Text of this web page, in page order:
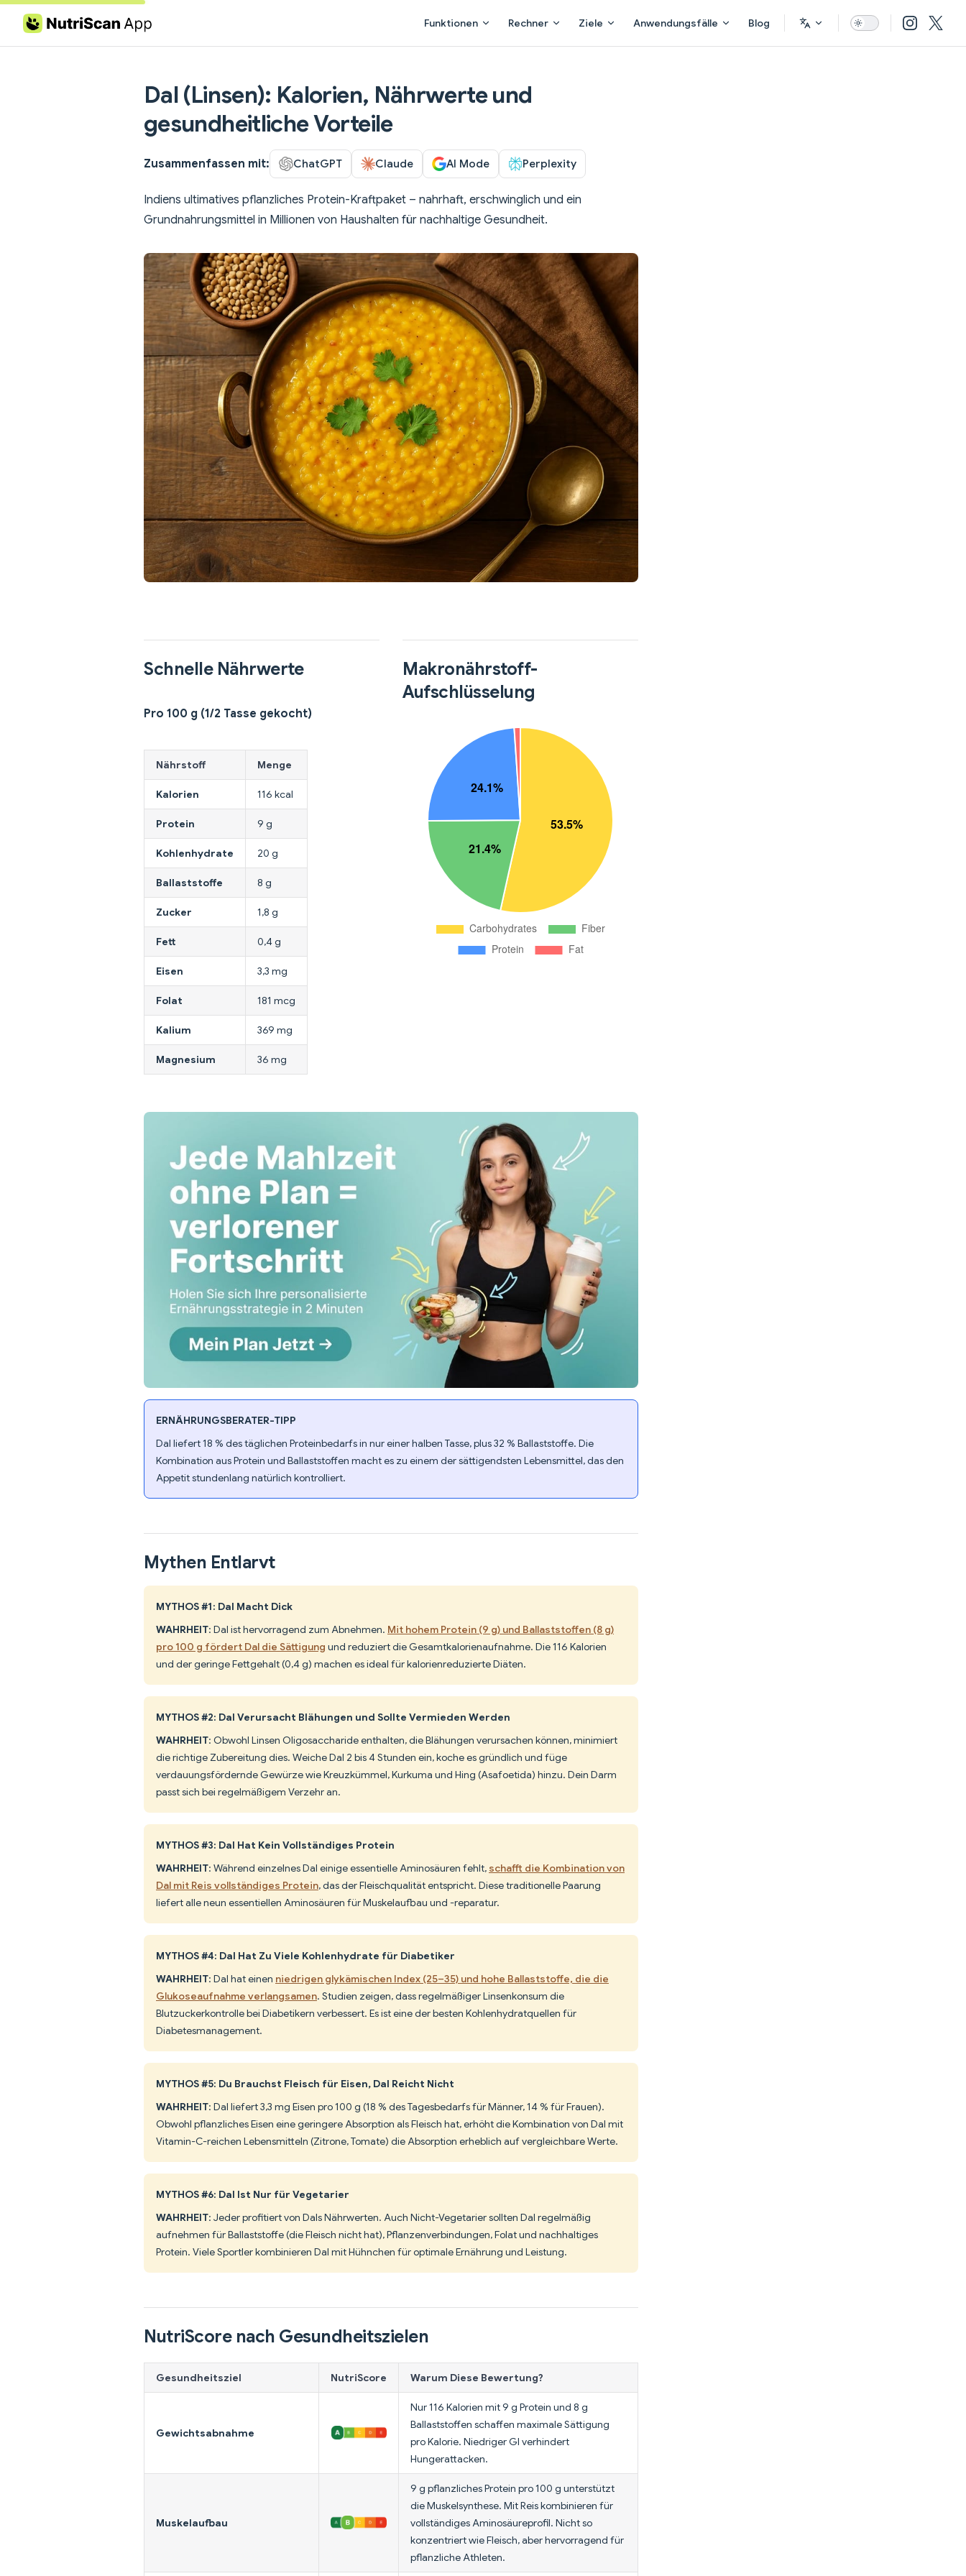
Skip to content Funktionen Rechner Ziele Anwendungsfälle Blog
Dal (Linsen): Kalorien, Nährwerte und
gesundheitliche Vorteile
Zusammenfassen mit: ChatGPT Claude AI Mode Perplexity
Indiens ultimatives pflanzliches Protein-Kraftpaket – nahrhaft, erschwinglich und ein
Grundnahrungsmittel in Millionen von Haushalten für nachhaltige Gesundheit.
Schnelle Nährwerte
Pro 100 g (1/2 Tasse gekocht)
Nährstoff Menge
Kalorien 116 kcal
Protein 9 g
Kohlenhydrate 20 g
Ballaststoffe 8 g
Zucker 1,8 g
Fett 0,4 g
Eisen 3,3 mg
Folat 181 mcg
Kalium 369 mg
Magnesium 36 mg
Makronährstoff-
Aufschlüsselung
ERNÄHRUNGSBERATER-TIPP
Dal liefert 18 % des täglichen Proteinbedarfs in nur einer halben Tasse, plus 32 % Ballaststoffe. Die
Kombination aus Protein und Ballaststoffen macht es zu einem der sättigendsten Lebensmittel, das den
Appetit stundenlang natürlich kontrolliert.
Mythen Entlarvt
MYTHOS #1: Dal Macht Dick
WAHRHEIT: Dal ist hervorragend zum Abnehmen. Mit hohem Protein (9 g) und Ballaststoffen (8 g)
pro 100 g fördert Dal die Sättigung und reduziert die Gesamtkalorienaufnahme. Die 116 Kalorien
und der geringe Fettgehalt (0,4 g) machen es ideal für kalorienreduzierte Diäten.
MYTHOS #2: Dal Verursacht Blähungen und Sollte Vermieden Werden
WAHRHEIT: Obwohl Linsen Oligosaccharide enthalten, die Blähungen verursachen können, minimiert
die richtige Zubereitung dies. Weiche Dal 2 bis 4 Stunden ein, koche es gründlich und füge
verdauungsfördernde Gewürze wie Kreuzkümmel, Kurkuma und Hing (Asafoetida) hinzu. Dein Darm
passt sich bei regelmäßigem Verzehr an.
MYTHOS #3: Dal Hat Kein Vollständiges Protein
WAHRHEIT: Während einzelnes Dal einige essentielle Aminosäuren fehlt, schafft die Kombination von
Dal mit Reis vollständiges Protein, das der Fleischqualität entspricht. Diese traditionelle Paarung
liefert alle neun essentiellen Aminosäuren für Muskelaufbau und -reparatur.
MYTHOS #4: Dal Hat Zu Viele Kohlenhydrate für Diabetiker
WAHRHEIT: Dal hat einen niedrigen glykämischen Index (25–35) und hohe Ballaststoffe, die die
Glukoseaufnahme verlangsamen. Studien zeigen, dass regelmäßiger Linsenkonsum die
Blutzuckerkontrolle bei Diabetikern verbessert. Es ist eine der besten Kohlenhydratquellen für
Diabetesmanagement.
MYTHOS #5: Du Brauchst Fleisch für Eisen, Dal Reicht Nicht
WAHRHEIT: Dal liefert 3,3 mg Eisen pro 100 g (18 % des Tagesbedarfs für Männer, 14 % für Frauen).
Obwohl pflanzliches Eisen eine geringere Absorption als Fleisch hat, erhöht die Kombination von Dal mit
Vitamin-C-reichen Lebensmitteln (Zitrone, Tomate) die Absorption erheblich auf vergleichbare Werte.
MYTHOS #6: Dal Ist Nur für Vegetarier
WAHRHEIT: Jeder profitiert von Dals Nährwerten. Auch Nicht-Vegetarier sollten Dal regelmäßig
aufnehmen für Ballaststoffe (die Fleisch nicht hat), Pflanzenverbindungen, Folat und nachhaltiges
Protein. Viele Sportler kombinieren Dal mit Hühnchen für optimale Ernährung und Leistung.
NutriScore nach Gesundheitszielen
Gesundheitsziel NutriScore Warum Diese Bewertung?
Gewichtsabnahme
Nur 116 Kalorien mit 9 g Protein und 8 g
Ballaststoffen schaffen maximale Sättigung
pro Kalorie. Niedriger GI verhindert
Hungerattacken.
Muskelaufbau
9 g pflanzliches Protein pro 100 g unterstützt
die Muskelsynthese. Mit Reis kombinieren für
vollständiges Aminosäureprofil. Nicht so
konzentriert wie Fleisch, aber hervorragend für
pflanzliche Athleten.